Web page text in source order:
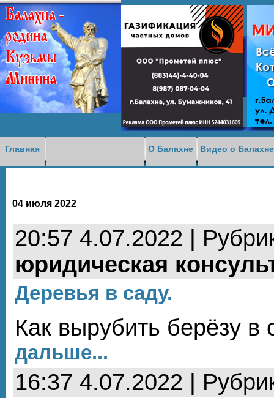
Главная О Балахне Видео о
04 июля 2022
20:57 4.07.2022 |
юридическая
Деревья в саду.
Как вырубить берёзу в
дальше...
16:37 4.07.2022 |